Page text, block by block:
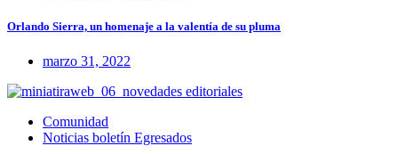
Orlando Sierra, un homenaje a la valentía de su pluma
marzo 31, 2022
Comunidad
Noticias boletín Egresados